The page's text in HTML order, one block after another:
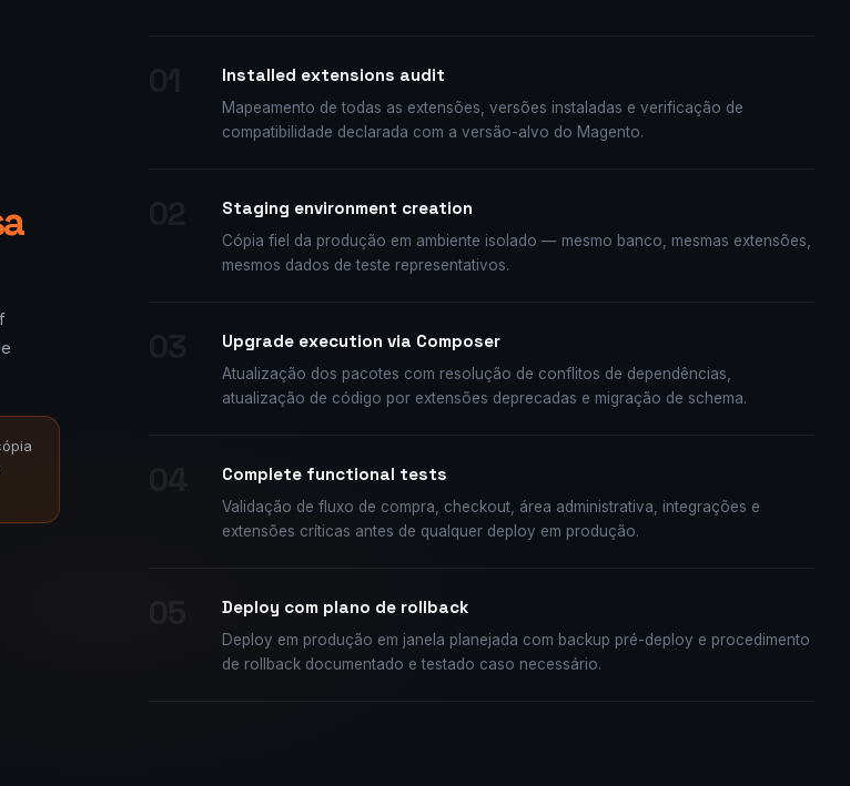
Installed extensions audit
Mapeamento de todas as extensões, versões instaladas e verificação de
compatibilidade declarada com a versão-alvo do Magento.
Staging environment creation
Cópia fiel da produção em ambiente isolado — mesmo banco, mesmas extensões,
mesmos dados de teste representativos.
Upgrade execution via Composer
Atualização dos pacotes com resolução de conflitos de dependências,
atualização de código por extensões deprecadas e migração de schema.
Complete functional tests
Validação de fluxo de compra, checkout, área administrativa, integrações e
extensões críticas antes de qualquer deploy em produção.
Deploy com plano de rollback
Deploy em produção em janela planejada com backup pré-deploy e procedimento
de rollback documentado e testado caso necessário.